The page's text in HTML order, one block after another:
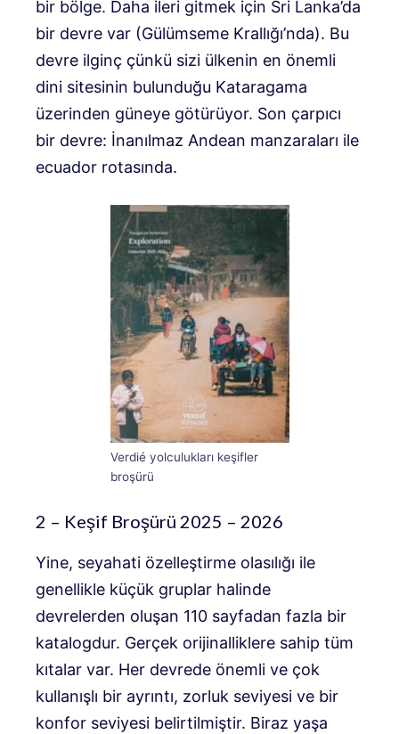
bir bölge. Daha ileri gitmek için Sri Lanka’da
bir devre var (Gülümseme Krallığı’nda). Bu
devre ilginç çünkü sizi ülkenin en önemli
dini sitesinin bulunduğu Kataragama
üzerinden güneye götürüyor. Son çarpıcı
bir devre: İnanılmaz Andean manzaraları ile
ecuador rotasında.
Verdié yolculukları keşifler
broşürü
2 – Keşif Broşürü 2025 – 2026
Yine, seyahati özelleştirme olasılığı ile
genellikle küçük gruplar halinde
devrelerden oluşan 110 sayfadan fazla bir
katalogdur. Gerçek orijinalliklere sahip tüm
kıtalar var. Her devrede önemli ve çok
kullanışlı bir ayrıntı, zorluk seviyesi ve bir
konfor seviyesi belirtilmiştir. Biraz yaşa